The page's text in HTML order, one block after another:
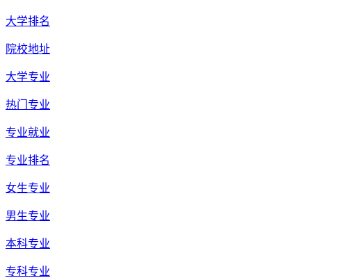
大学排名
院校地址
大学专业
热门专业
专业就业
专业排名
女生专业
男生专业
本科专业
专科专业